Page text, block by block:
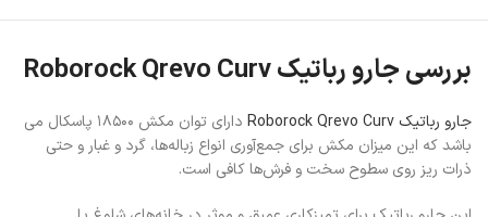
بررسی جارو رباتیک Roborock Qrevo Curv
جارو رباتیک Roborock Qrevo Curv
دارای توان مکش ۱۸۵۰۰ پاسکال می
باشد که این میزان مکش برای جمع‌آوری انواع زباله‌ها، گرد و غبار و حتی
ذرات ریز روی سطوح سخت و فرش‌ها کافی است.